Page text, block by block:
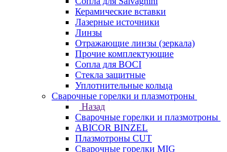
Керамические вставки
Лазерные источники
Линзы
Отражающие линзы (зеркала)
Прочие комплектующие
Сопла для BOCI
Стекла защитные
Уплотнительные кольца
Сварочные горелки и плазмотроны
Назад
Сварочные горелки и плазмотроны
ABICOR BINZEL
Плазмотроны CUT
Сварочные горелки MIG